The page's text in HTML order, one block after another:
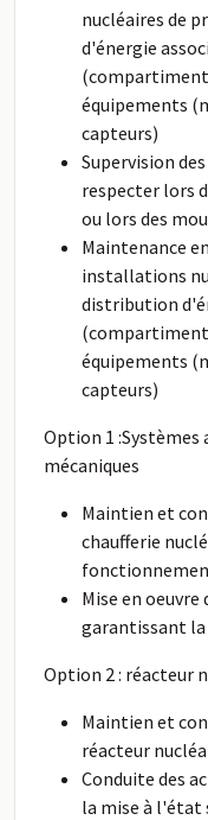
nucléaires de
d'énergie
équipements
capteurs)
Supervision
respecter lors
ou lors des
Maintenance
installations
distribution
équipements
capteurs)
Option 1
mécaniques
Maintien et
chaufferie
Mise en oeuvre
garantissant la
Option 2 : réacteur
Maintien et
réacteur
Conduite des
la mise à l'état